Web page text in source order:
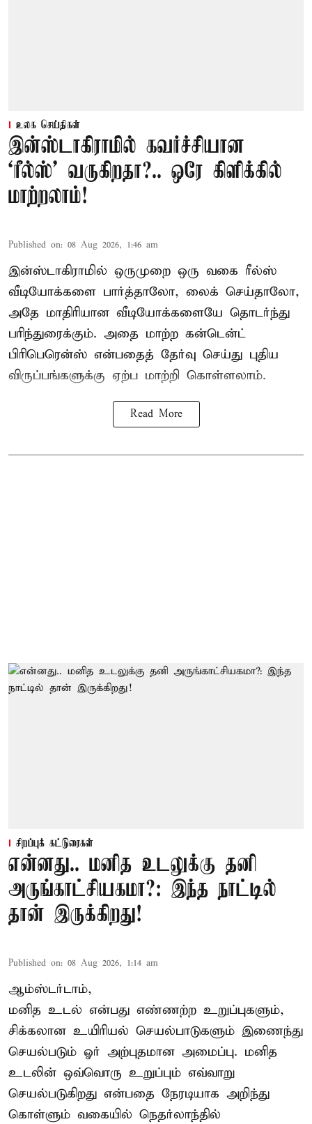
உலக செய்திகள்
இன்ஸ்டாகிராமில் கவர்ச்சியான
‘ரீல்ஸ்’ வருகிறதா?.. ஒரே கிளிக்கில்
மாற்றலாம்!
Published on: 08 Aug 2026, 1:46 am
இன்ஸ்டாகிராமில் ஒருமுறை ஒரு வகை ரீல்ஸ்
வீடியோக்களை பார்த்தாலோ, லைக் செய்தாலோ,
அதே மாதிரியான வீடியோக்களையே தொடர்ந்து
பரிந்துரைக்கும். அதை மாற்ற கன்டென்ட்
பிரிபெரென்ஸ் என்பதைத் தேர்வு செய்து புதிய
விருப்பங்களுக்கு ஏற்ப மாற்றி கொள்ளலாம்.
Read More
சிறப்புக் கட்டுரைகள்
என்னது.. மனித உடலுக்கு தனி
அருங்காட்சியகமா?: இந்த நாட்டில்
தான் இருக்கிறது!
Published on: 08 Aug 2026, 1:14 am
ஆம்ஸ்டர்டாம்,
மனித உடல் என்பது எண்ணற்ற உறுப்புகளும்,
சிக்கலான உயிரியல் செயல்பாடுகளும் இணைந்து
செயல்படும் ஓர் அற்புதமான அமைப்பு. மனித
உடலின் ஒவ்வொரு உறுப்பும் எவ்வாறு
செயல்படுகிறது என்பதை நேரடியாக அறிந்து
கொள்ளும் வகையில் நெதர்லாந்தில்